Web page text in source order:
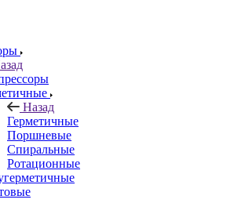
Назад
Герметичные
Поршневые
Спиральные
Ротационные